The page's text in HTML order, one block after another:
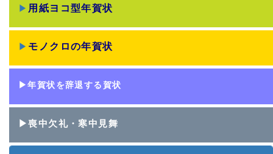
▶ 用紙ヨコ型年賀状
▶ モノクロの年賀状
▶年賀状を辞退する賀状
▶喪中欠礼・寒中見舞